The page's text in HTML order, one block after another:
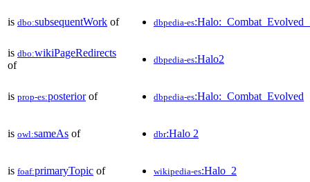
is dbo:subsequentWork of dbpedia-es
is dbo:wikiPageRedirects
of
dbpedia-es:Halo2
is prop-es:posteriorof dbpedia-es:Halo:_Combat_Evolved
is owl:sameAs of dbr:Halo 2
is foaf:primaryTopic of wikipedia-es:Halo_2